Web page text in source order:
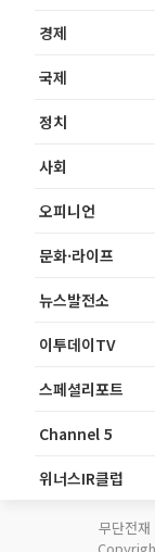
경제
국제
정치
사회
오피니언
문화·라이프
뉴스발전소
이투데이TV
스페셜리포트
Channel 5
위너스IR클럽
무단전